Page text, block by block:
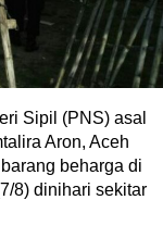
Sipil (PNS) asal
Aron, Aceh
beharga di
8) dinihari sekitar